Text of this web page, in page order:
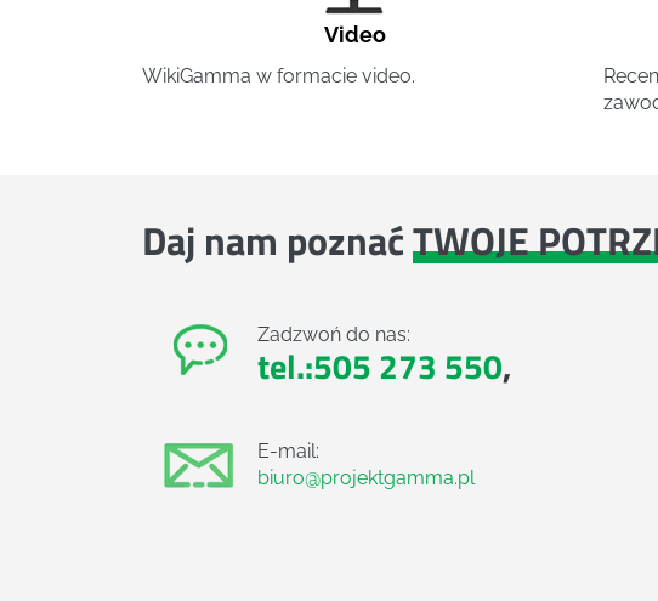
Video
WikiGamma w formacie video.
Daj nam poznaćTWOJE
Zadzwoń do nas:
tel.:505 273 550,
E-mail:
biuro@projektgamma.pl